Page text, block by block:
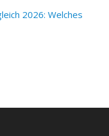
2026: Welches